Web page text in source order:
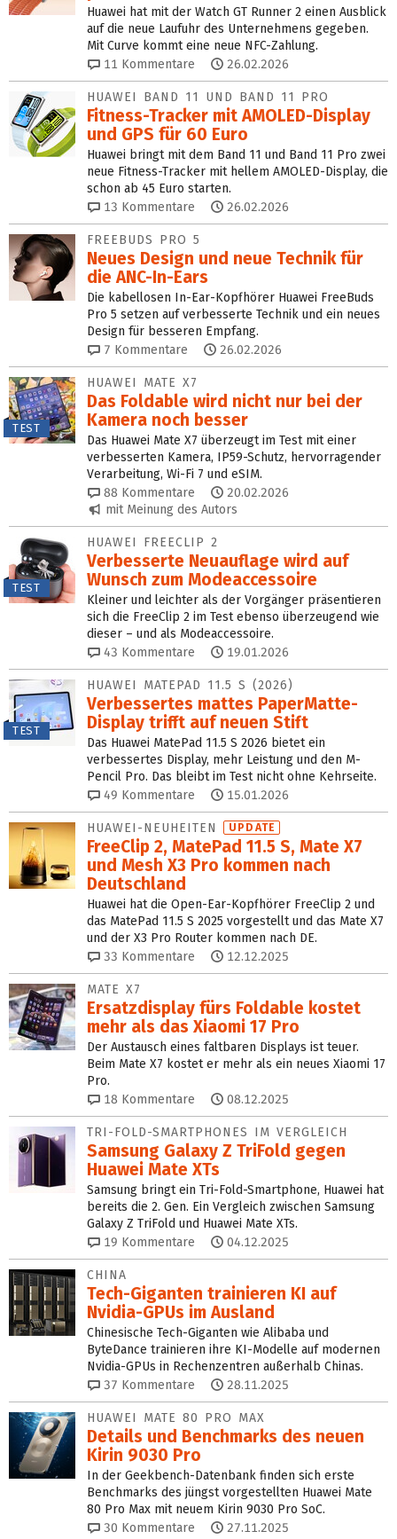
Huawei hat mit der Watch GT Runner 2 einen Ausblick
auf die neue Laufuhr des Unternehmens gegeben.
Mit Curve kommt eine neue NFC-Zahlung.
11 Kommentare 26.02.2026
HUAWEI BAND 11 UND BAND 11 PRO
Fitness-Tracker mit AMOLED-Display
und GPS für 60 Euro
Huawei bringt mit dem Band 11 und Band 11 Pro zwei
neue Fitness-Tracker mit hellem AMOLED-Display, die
schon ab 45 Euro starten.
13 Kommentare 26.02.2026
FREEBUDS PRO 5
Neues Design und neue Technik für
die ANC-In-Ears
Die kabellosen In-Ear-Kopfhörer Huawei FreeBuds
Pro 5 setzen auf verbesserte Technik und ein neues
Design für besseren Empfang.
7 Kommentare 26.02.2026
TEST
HUAWEI MATE X7
Das Foldable wird nicht nur bei der
Kamera noch besser
Das Huawei Mate X7 überzeugt im Test mit einer
verbesserten Kamera, IP59-Schutz, hervorragender
Verarbeitung, Wi-Fi 7 und eSIM.
88 Kommentare
20.02.2026
mit Meinung des Autors
TEST
HUAWEI FREECLIP 2
Verbesserte Neuauflage wird auf
Wunsch zum Mode­accessoire
Kleiner und leichter als der Vorgänger präsentieren
sich die FreeClip 2 im Test ebenso überzeugend wie
dieser – und als Modeaccessoire.
43 Kommentare 19.01.2026
TEST
HUAWEI MATEPAD 11.5 S (2026)
Verbessertes mattes PaperMatte-
Display trifft auf neuen Stift
Das Huawei MatePad 11.5 S 2026 bietet ein
verbessertes Display, mehr Leistung und den M-
Pencil Pro. Das bleibt im Test nicht ohne Kehrseite.
49 Kommentare 15.01.2026
HUAWEI-NEUHEITEN UPDATE
FreeClip 2, MatePad 11.5 S, Mate X7
und Mesh X3 Pro kommen nach
Deutschland
Huawei hat die Open-Ear-Kopfhörer FreeClip 2 und
das MatePad 11.5 S 2025 vorgestellt und das Mate X7
und der X3 Pro Router kommen nach DE.
33 Kommentare 12.12.2025
MATE X7
Ersatzdisplay fürs Foldable kostet
mehr als das Xiaomi 17 Pro
Der Austausch eines faltbaren Displays ist teuer.
Beim Mate X7 kostet er mehr als ein neues Xiaomi 17
Pro.
18 Kommentare 08.12.2025
TRI-FOLD-SMARTPHONES IM VERGLEICH
Samsung Galaxy Z TriFold gegen
Huawei Mate XTs
Samsung bringt ein Tri-Fold-Smartphone, Huawei hat
bereits die 2. Gen. Ein Vergleich zwischen Samsung
Galaxy Z TriFold und Huawei Mate XTs.
19 Kommentare 04.12.2025
CHINA
Tech-Giganten trainieren KI auf
Nvidia-GPUs im Ausland
Chinesische Tech-Giganten wie Alibaba und
ByteDance trainieren ihre KI-Modelle auf modernen
Nvidia-GPUs in Rechenzentren außerhalb Chinas.
37 Kommentare 28.11.2025
HUAWEI MATE 80 PRO MAX
Details und Benchmarks des neuen
Kirin 9030 Pro
In der Geekbench-Datenbank finden sich erste
Benchmarks des jüngst vorgestellten Huawei Mate
80 Pro Max mit neuem Kirin 9030 Pro SoC.
30 Kommentare 27.11.2025